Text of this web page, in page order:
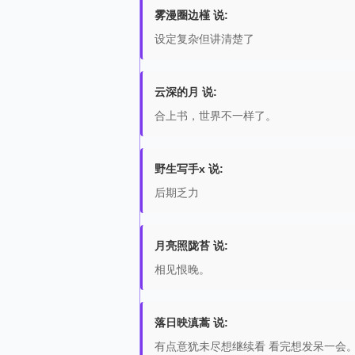
雾漫圈边槿 说:
设定复杂但讲清楚了
云深的月 说:
合上书，世界不一样了。
野生写手x 说:
后期乏力
月亮照陇苔 说:
相见恨晚。
落日映滇蒿 说:
有点意犹未尽想继续看 看完想发呆一会